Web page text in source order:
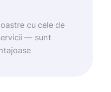
cu cele de
— sunt